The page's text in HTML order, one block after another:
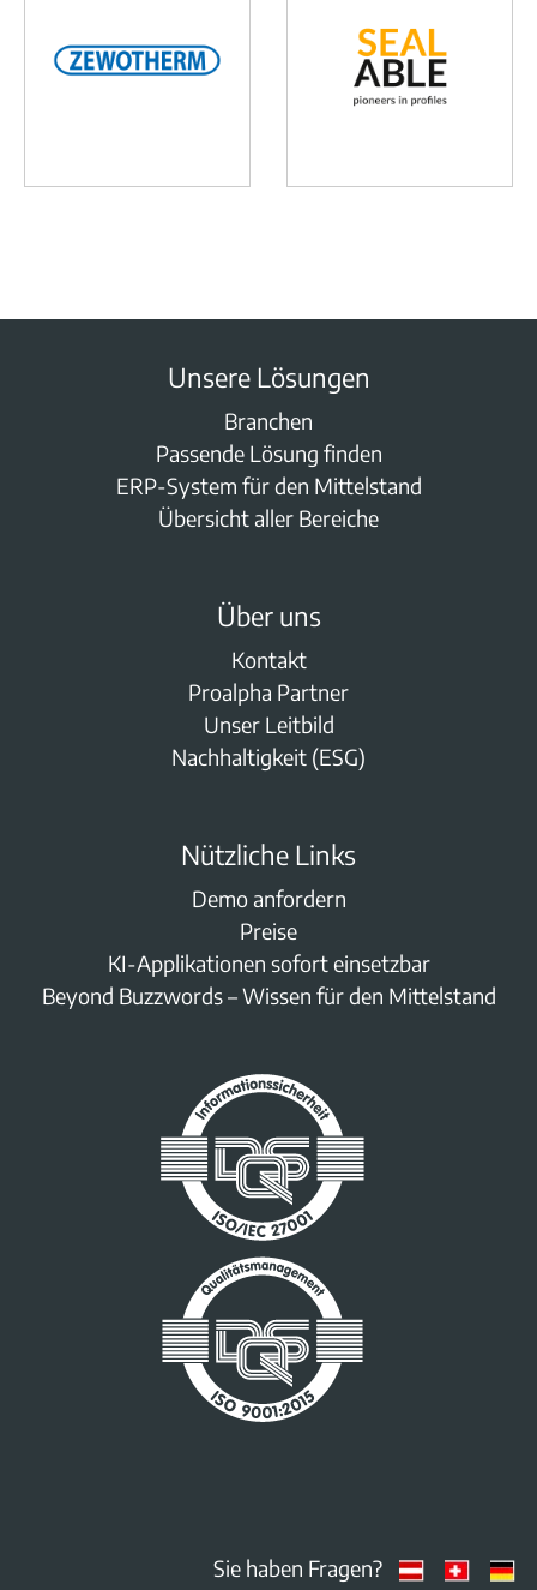
Unsere Lösungen
Branchen
Passende Lösung finden
ERP-System für den Mittelstand
Übersicht aller Bereiche
Über uns
Kontakt
Proalpha Partner
Unser Leitbild
Nachhaltigkeit (ESG)
Nützliche Links
Demo anfordern
Preise
KI-Applikationen sofort einsetzbar
Beyond Buzzwords – Wissen für den Mittelstand
Sie haben Fragen?